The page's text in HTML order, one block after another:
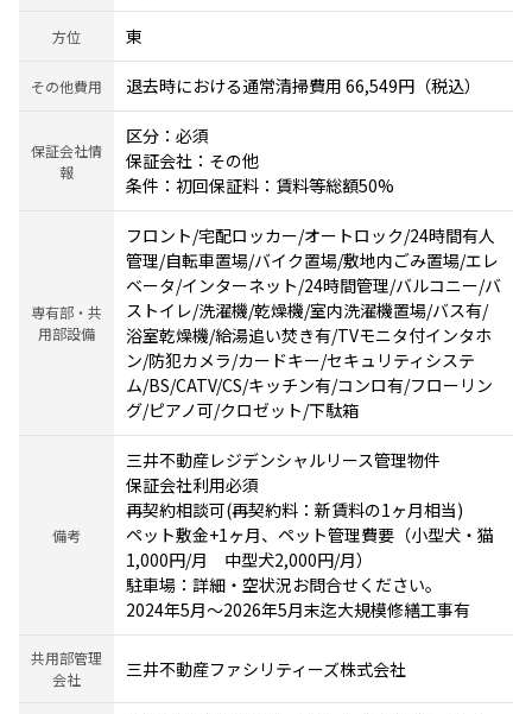
方位 東
その他費用 退去時における通常清掃費用 66,549円（税込）
保証会社情
報
区分：必須
保証会社：その他
条件：初回保証料：賃料等総額50%
専有部・共
用部設備
フロント/宅配ロッカー/オートロック/24時間有人
管理/自転車置場/バイク置場/敷地内ごみ置場/エレ
ベータ/インターネット/24時間管理/バルコニー/バ
ストイレ/洗濯機/乾燥機/室内洗濯機置場/バス有/
浴室乾燥機/給湯追い焚き有/TVモニタ付インタホ
ン/防犯カメラ/カードキー/セキュリティシステ
ム/BS/CATV/CS/キッチン有/コンロ有/フローリン
グ/ピアノ可/クロゼット/下駄箱
備考
三井不動産レジデンシャルリース管理物件
保証会社利用必須
再契約相談可(再契約料：新賃料の1ヶ月相当)
ペット敷金+1ヶ月、ペット管理費要（小型犬・猫
1,000円/月 中型犬2,000円/月）
駐車場：詳細・空状況お問合せください。
2024年5月～2026年5月末迄大規模修繕工事有
共用部管理
会社
三井不動産ファシリティーズ株式会社